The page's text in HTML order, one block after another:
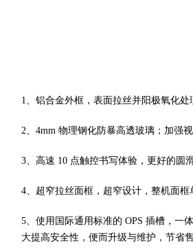
1、 铝合金外框，表面拉丝并阳极氧化处
2、 4mm 物理钢化防暴高透玻璃；加强
3、 高速 10 点触控书写体验，更好的圆
4、 超窄拉丝面框，超窄设计，整机面框
5、 使用国际通用标准的 OPS 插槽，一
大提高安全性，便而升级与维护，节省